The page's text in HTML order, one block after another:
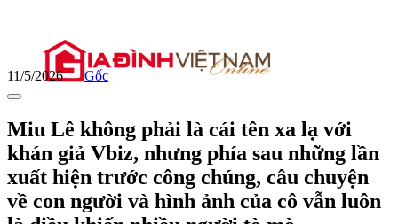
11/5/2026 Gốc
Miu Lê không phải là cái tên xa lạ với
khán giả Vbiz, nhưng phía sau những lần
xuất hiện trước công chúng, câu chuyện
về con người và hình ảnh của cô vẫn luôn